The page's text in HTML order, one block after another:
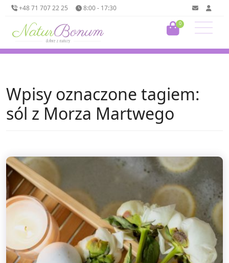
+48 71 707 22 25 8:00 - 17:30
0
Wpisy oznaczone tagiem:
sól z Morza Martwego